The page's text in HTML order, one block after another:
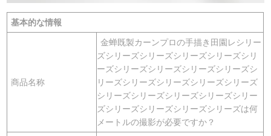
基本的な情報
商品名称
金蝉既製カーンプロの手描き田園レシリー
ズシリーズシリーズシリーズシリーズシリ
ーズシリーズシリーズシリーズシリーズシ
リーズシリーズシリーズシリーズシリーズ
シリーズシリーズシリーズシリーズシリー
ズシリーズシリーズシリーズシリーズは何
メートルの撮影が必要ですか？